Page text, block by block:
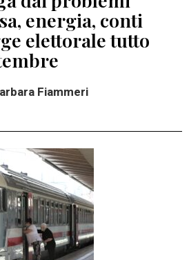
energia, conti
elettorale tutto
Fiammeri